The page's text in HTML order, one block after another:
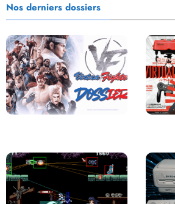
Nos derniers dossiers